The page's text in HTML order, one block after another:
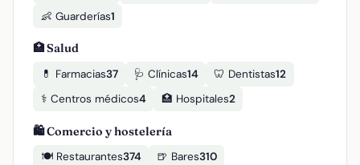
👶 Guarderías1
🏥 Salud
💊 Farmacias37 🩺 Clínicas14 🦷 Dentistas12
⚕️ Centros médicos4 🏥 Hospitales2
🛍️ Comercio y hostelería
🍽️ Restaurantes374 🍺 Bares310